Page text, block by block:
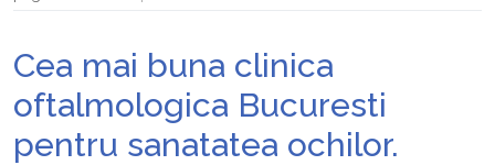
Cea mai buna clinica
oftalmologica Bucuresti
pentru sanatatea ochilor.